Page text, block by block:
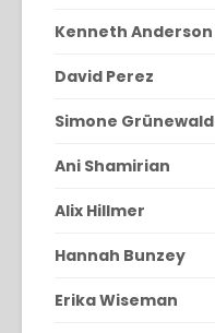
Kenneth Anderson
David Perez
Simone Grünewald
Ani Shamirian
Alix Hillmer
Hannah Bunzey
Erika Wiseman